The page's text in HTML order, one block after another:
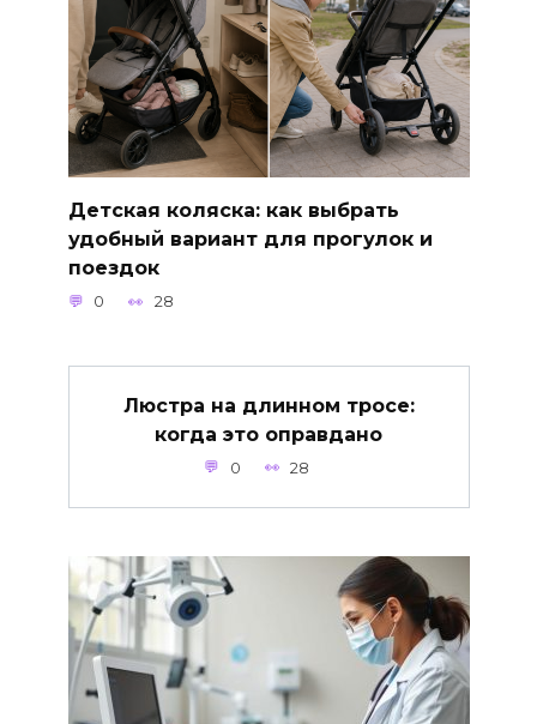
Детская коляска: как выбрать
удобный вариант для прогулок и
поездок
0 28
Люстра на длинном тросе:
когда это оправдано
0 28